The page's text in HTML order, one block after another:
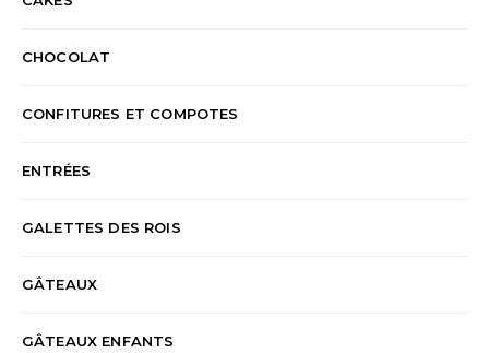
CHOCOLAT
CONFITURES ET COMPOTES
ENTRÉES
GALETTES DES ROIS
GÂTEAUX
GÂTEAUX ENFANTS